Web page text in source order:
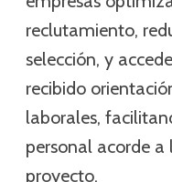
reclutamiento,
selección, y
recibido
laborales,
personal acorde a
proyecto.